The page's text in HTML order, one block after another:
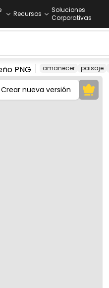
Recursos
Soluciones
Corporativas
PNG amanecer paisaje
Crear nueva versión